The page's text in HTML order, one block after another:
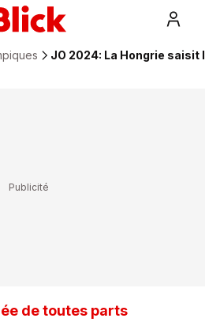
JO 2024: La Hongrie saisit
de toutes parts